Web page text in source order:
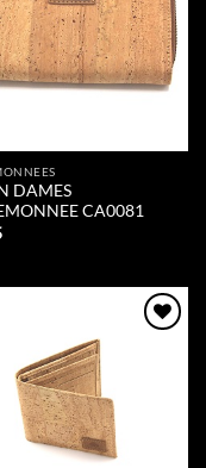
DAMES
CA0081